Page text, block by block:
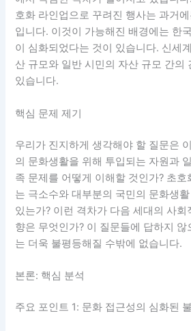
호화 라인업으로 꾸려진 행사는 과거
입니다. 이것이 가능해진 배경에는 한
이 심화되었다는 것이 있습니다. 신세
산 규모와 일반 시민의 자산 규모 간의
있습니다.
핵심 문제 제기
우리가 진지하게 생각해야 할 질문은
의 문화생활을 위해 투입되는 자원과
족 문제를 어떻게 이해할 것인가? 초호
는 극소수와 대부분의 국민의 문화생
있는가? 이런 격차가 다음 세대의 사회
향은 무엇인가? 이 질문들에 답하지 않
는 더욱 불평등해질 수밖에 없습니다.
본론: 핵심 분석
주요 포인트 1: 문화 접근성의 심화된